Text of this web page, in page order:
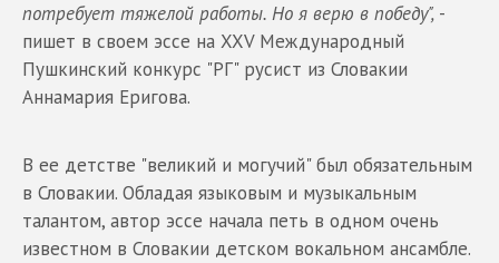
потребует тяжелой работы. Но я верю в победу", -
пишет в своем эссе на XXV Международный
Пушкинский конкурс "РГ" русист из Словакии
Аннамария Еригова.
В ее детстве "великий и могучий" был обязательным
в Словакии. Обладая языковым и музыкальным
талантом, автор эссе начала петь в одном очень
известном в Словакии детском вокальном ансамбле.